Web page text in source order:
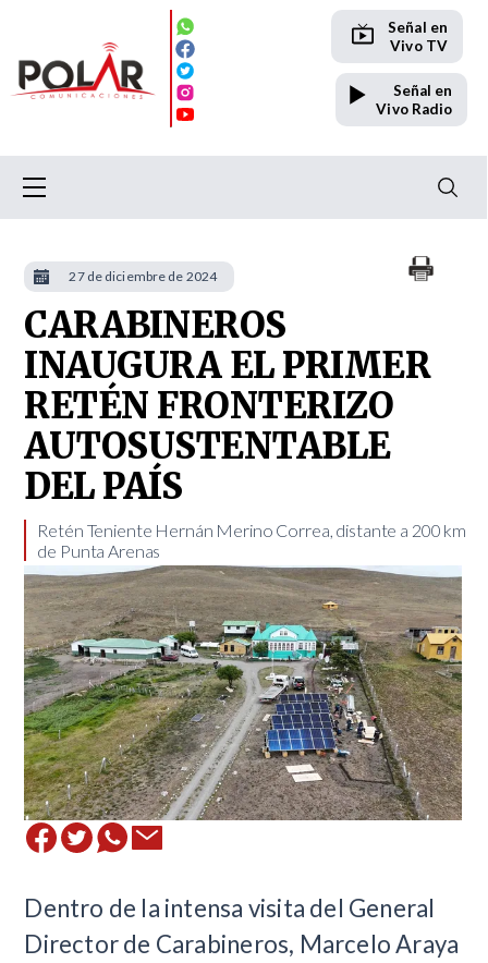
Señal en
Vivo TV
Señal en
Vivo Radio
CARABINEROS
INAUGURA EL PRIMER
RETÉN FRONTERIZO
AUTOSUSTENTABLE
DEL PAÍS
​Retén Teniente Hernán Merino Correa, distante a 200 km
de Punta Arenas
​Dentro de la intensa visita del General
Director de Carabineros, Marcelo Araya
27 de diciembre de 2024